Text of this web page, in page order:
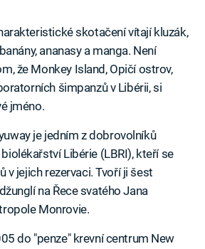
skotačení vítají kluzák,
ananasy a manga. Není
že Monkey Island, Opičí ostrov,
šimpanzů v Libérii, si
jméno.
je jedním z dobrovolníků
Libérie (LBRI), kteří se
v jejich rezervaci. Tvoří ji šest
na Řece svatého Jana
Monrovie.
do "penze" krevní centrum New